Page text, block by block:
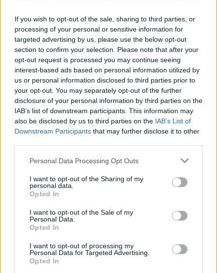
If you wish to opt-out of the sale, sharing to third parties, or
processing of your personal or sensitive information for
targeted advertising by us, please use the below opt-out
section to confirm your selection. Please note that after your
opt-out request is processed you may continue seeing
interest-based ads based on personal information utilized by
us or personal information disclosed to third parties prior to
your opt-out. You may separately opt-out of the further
disclosure of your personal information by third parties on the
IAB’s list of downstream participants. This information may
also be disclosed by us to third parties on the IAB’s List of
Downstream Participants that may further disclose it to other
Personal Data Processing Opt Outs
I want to opt-out of the Sharing of my
personal data.
Opted In
I want to opt-out of the Sale of my
Personal Data.
Opted In
I want to opt-out of processing my
Personal Data for Targeted Advertising.
Opted In
00:03:41
Mėsainių mėgėjus kviečia nepražiopsoti festivalio
Vilniuje: atskleidė populiariausią paruošimo būdą
Žinios Lietuvos diena
Visi įrašai
Žiūrimiausi įrašai
Pateikė daugiau detalių apie iš tėvų paimtus šešis
Žinios | Lietuvos diena
00:00:30
Vaizdai iš tragiškos avarijos Vilniaus r.: dviejų moterų ir
vaiko gyvybių išgelbėti nepavyko
Žinios | Lietuvos diena